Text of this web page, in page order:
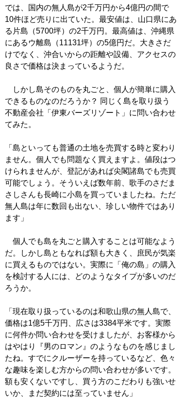
では、国内の無人島が2千万円から4億円の間で
10件ほど売りに出ていた。最安値は、山口県にあ
る片島（5700坪）の2千万円。最高値は、沖縄県
にあるウ離島（11131坪）の5億円だ。大きさだ
けでなく、沖合いからの距離や設備、アクセスの
良さで価格は決まっているようだ。
しかし島そのものを丸ごと、個人が簡単に購入
できるものなのだろうか？ 同じく島を取り扱う
不動産会社「伊東バーズリゾート」に問い合わせ
てみた。
「島といっても普通の土地を売買する時と変わり
ません。個人でも問題なく買えますよ。値段はつ
けられませんが、登記があれば尖閣諸島でも売買
可能でしょう。そういえば数年前、歌手のさだま
さしさんも長崎に小島を買っていましたね。ただ
無人島は年に数回も出ない、珍しい物件ではあり
ます」
個人でも島を丸ごと購入することは可能なよう
だ。しかし島ともなれば額も大きく、庶民が気楽
に買えるものではない。実際に「俺の島」の購入
を検討する人には、どのようなタイプが多いのだ
ろうか。
「現在取り扱っているのは和歌山県の無人島で、
価格は1億5千万円、広さは3384平米です。実際
に何件か問い合わせを受けましたが、お客様から
はやはり『男のロマン』のようなものを感じまし
たね。すでにクルーザーを持っているなど、色々
な趣味を楽しむ方からの問い合わせが多いです。
額も安くないですし、買う方のこだわりも強いせ
いか、まだ契約には至っていません」